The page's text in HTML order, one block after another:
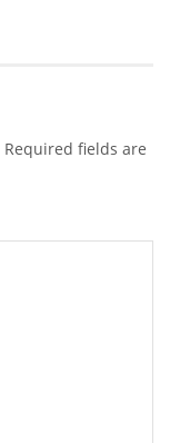
Required fields are